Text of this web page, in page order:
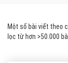
Một số bài viết theo
lọc từ hơn >50.000